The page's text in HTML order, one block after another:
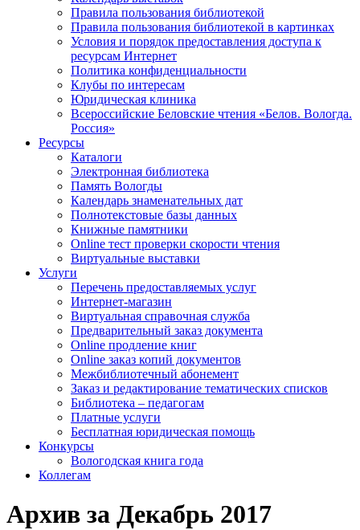
Правила пользования библиотекой
Правила пользования библиотекой в картинках
Условия и порядок предоставления доступа к
ресурсам Интернет
Политика конфиденциальности
Клубы по интересам
Юридическая клиника
Всероссийские Беловские чтения «Белов. Вологда.
Россия»
Ресурсы
Каталоги
Электронная библиотека
Память Вологды
Календарь знаменательных дат
Полнотекстовые базы данных
Книжные памятники
Online тест проверки скорости чтения
Виртуальные выставки
Услуги
Перечень предоставляемых услуг
Интернет-магазин
Виртуальная справочная служба
Предварительный заказ документа
Online продление книг
Online заказ копий документов
Межбиблиотечный абонемент
Заказ и редактирование тематических списков
Библиотека – педагогам
Платные услуги
Бесплатная юридическая помощь
Конкурсы
Вологодская книга года
Коллегам
Архив за Декабрь 2017